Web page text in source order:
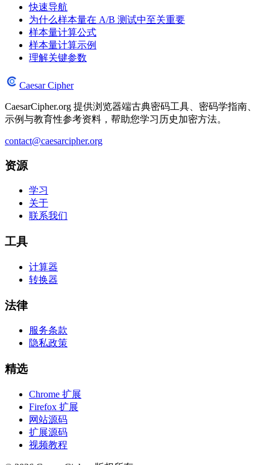
快速导航
为什么样本量在 A/B 测试中至关重要
样本量计算公式
样本量计算示例
理解关键参数
Caesar Cipher
CaesarCipher.org 提供浏览器端古典密码工具、密码学指南、
示例与教育性参考资料，帮助您学习历史加密方法。
contact@caesarcipher.org
资源
学习
关于
联系我们
工具
计算器
转换器
法律
服务条款
隐私政策
精选
Chrome 扩展
Firefox 扩展
网站源码
扩展源码
视频教程